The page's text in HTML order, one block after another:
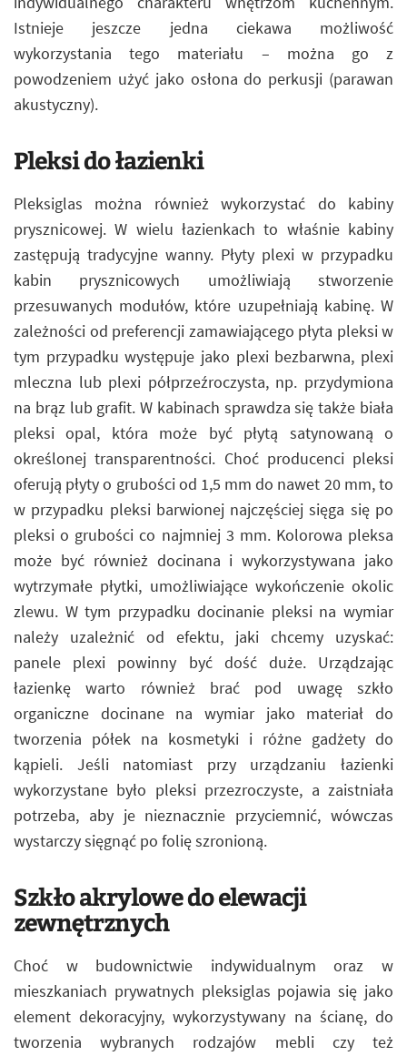
Istnieje jeszcze jedna ciekawa możliwość
wykorzystania tego materiału – można go z
powodzeniem użyć jako osłona do perkusji (parawan
akustyczny).
Pleksi do łazienki
Pleksiglas można również wykorzystać do kabiny
prysznicowej. W wielu łazienkach to właśnie kabiny
zastępują tradycyjne wanny. Płyty plexi w przypadku
kabin prysznicowych umożliwiają stworzenie
przesuwanych modułów, które uzupełniają kabinę. W
zależności od preferencji zamawiającego płyta pleksi w
tym przypadku występuje jako plexi bezbarwna, plexi
mleczna lub plexi półprzeźroczysta, np. przydymiona
na brąz lub grafit. W kabinach sprawdza się także biała
pleksi opal, która może być płytą satynowaną o
określonej transparentności. Choć producenci pleksi
oferują płyty o grubości od 1,5 mm do nawet 20 mm, to
w przypadku pleksi barwionej najczęściej sięga się po
pleksi o grubości co najmniej 3 mm. Kolorowa pleksa
może być również docinana i wykorzystywana jako
wytrzymałe płytki, umożliwiające wykończenie okolic
zlewu. W tym przypadku docinanie pleksi na wymiar
należy uzależnić od efektu, jaki chcemy uzyskać:
panele plexi powinny być dość duże. Urządzając
łazienkę warto również brać pod uwagę szkło
organiczne docinane na wymiar jako materiał do
tworzenia półek na kosmetyki i różne gadżety do
kąpieli. Jeśli natomiast przy urządzaniu łazienki
wykorzystane było pleksi przezroczyste, a zaistniała
potrzeba, aby je nieznacznie przyciemnić, wówczas
wystarczy sięgnąć po folię szronioną.
Szkło akrylowe do elewacji
zewnętrznych
Choć w budownictwie indywidualnym oraz w
mieszkaniach prywatnych pleksiglas pojawia się jako
element dekoracyjny, wykorzystywany na ścianę, do
tworzenia wybranych rodzajów mebli czy też